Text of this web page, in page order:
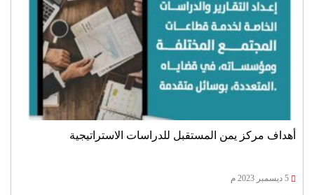
أهداف مركز يمن المستقبل للدراسات الاستراتيجية